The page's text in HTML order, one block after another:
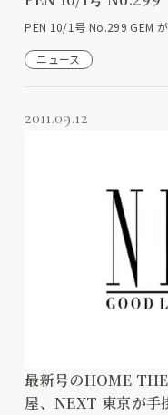
PEN 10/1号 No.299 GEM
ニュース
2011.09.12
最新号のHOME
屋、NEXT 東京が手